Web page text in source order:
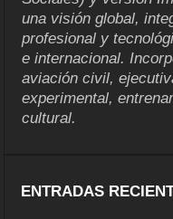
una visión global,
profesional y
e internacional.
aviación civil,
experimental,
cultural.
ENTRADAS